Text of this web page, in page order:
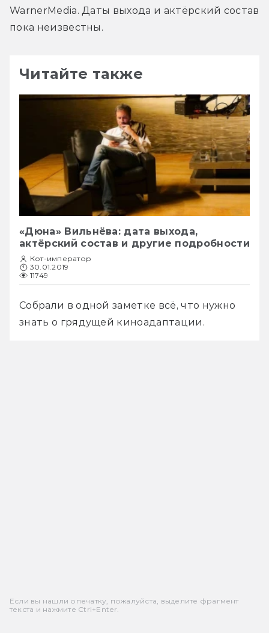
WarnerMedia. Даты выхода и актёрский состав
пока неизвестны.
Читайте также
«Дюна» Вильнёва: дата выхода,
актёрский состав и другие подробности
Кот-император
30.01.2019
11749
Собрали в одной заметке всё, что нужно
знать о грядущей киноадаптации.
Если вы нашли опечатку, пожалуйста, выделите фрагмент
текста и нажмите Ctrl+Enter.